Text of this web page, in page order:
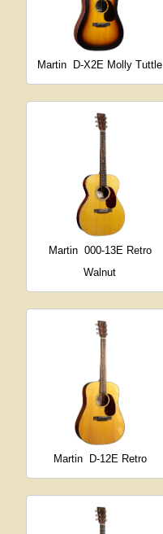
Martin D-X2E Molly Tuttle
Martin 000-13E Retro
Walnut
Martin D-12E Retro